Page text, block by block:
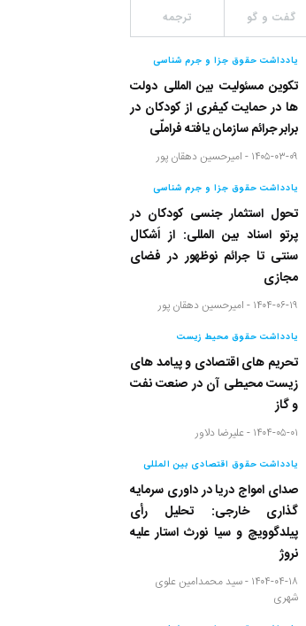
گفت و گو ترجمه
یادداشت حقوق جزا و جرم شناسی
تکوین مسئولیت بین المللی دولت
ها در حمایت کیفری از کودکان در
برابر جرائم سازمان یافته فراملّی
۱۴۰۵-۰۳-۰۹ - امیرحسین دهقان پور
یادداشت حقوق جزا و جرم شناسی
تحول استثمار جنسی کودکان در
پرتو اسناد بین المللی: از اَشکال
سنتی تا جرائم نوظهور در فضای
مجازی
۱۴۰۴-۰۶-۱۹ - امیرحسین دهقان پور
یادداشت حقوق محیط زیست
تحریم های اقتصادی و پیامد های
زیست محیطی آن در صنعت نفت
و گاز
۱۴۰۴-۰۵-۰۱ - علیرضا دلاور
یادداشت حقوق اقتصادی بین المللی
صدای امواج دریا در داوری سرمایه
گذاری خارجی: تحلیل رأی
پیلدگوویچ و سیا نورث استار علیه
نروژ
۱۴۰۴-۰۴-۱۸ - سید محمدامین علوی
شهری